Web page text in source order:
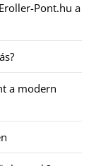
Pont.hu a
a modern